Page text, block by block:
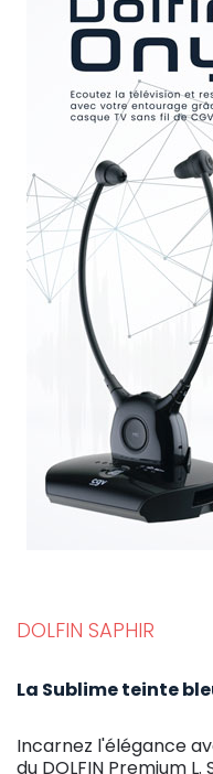
DOLFIN SAPHIR
La Sublime teinte
Incarnez l'élégance
du DOLFIN Premium